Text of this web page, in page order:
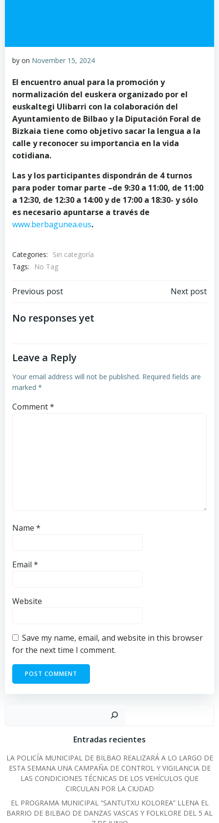
by on November 15, 2024
El encuentro anual para la promoción y
normalización del euskera organizado por el
euskaltegi Ulibarri con la colaboración del
Ayuntamiento de Bilbao y la Diputación Foral de
Bizkaia tiene como objetivo sacar la lengua a la
calle y reconocer su importancia en la vida
cotidiana.
Las y los participantes dispondrán de 4 turnos
para poder tomar parte –de 9:30 a 11:00, de 11:00
a 12:30, de 12:30 a 14:00 y de 17:00 a 18:30- y sólo
es necesario apuntarse a través de
www.berbagunea.eus.
Categories:
Sin categoría
Tags:
No Tag
Post
navigation
Previous post Next post
No responses yet
Leave a Reply
Your email address will not be published. Required fields are
marked *
Comment*
Name *
Email *
Website
Save my name, email, and website in this browser
for the next time I comment.
Entradas recientes
LA POLICÍA MUNICIPAL DE BILBAO REALIZARÁ A LO LARGO DE
ESTA SEMANA UNA CAMPAÑA DE CONTROL Y VIGILANCIA DE
LAS CONDICIONES TÉCNICAS DE LOS VEHÍCULOS QUE
CIRCULAN POR LA CIUDAD
EL PROGRAMA MUNICIPAL “SANTUTXU KOLOREA” LLENA EL
BARRIO DE BILBAO DE DANZAS VASCAS Y FOLKLORE DEL 5 AL